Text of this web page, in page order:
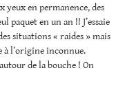
yeux en permanence, des
paquet en un an !! J’essaie
situations « raides » mais
à l’origine inconnue.
de la bouche ! On